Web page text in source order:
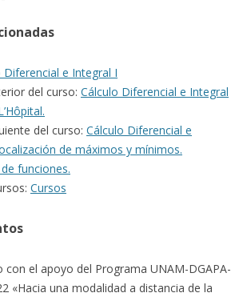
Diferencial e Integral I
del curso: Cálculo Diferencial e Integral
del curso: Cálculo Diferencial e
de máximos y mínimos.
funciones.
Cursos
con el apoyo del Programa UNAM-DGAPA-
«Hacia una modalidad a distancia de la